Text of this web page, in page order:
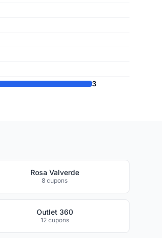
3
Rosa Valverde
8 cupons
Outlet 360
12 cupons